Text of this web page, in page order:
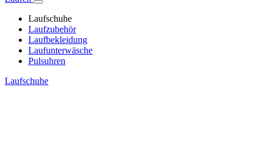
Laufschuhe
Laufzubehör
Laufbekleidung
Laufunterwäsche
Pulsuhren
Laufschuhe